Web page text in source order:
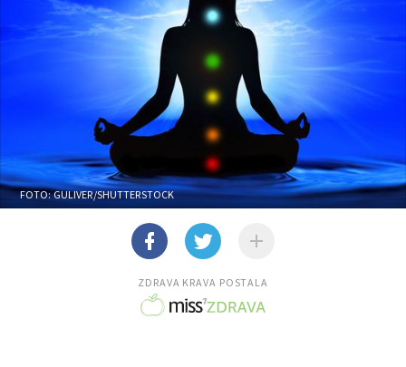
FOTO: GULIVER/SHUTTERSTOCK
ZDRAVA KRAVA POSTALA